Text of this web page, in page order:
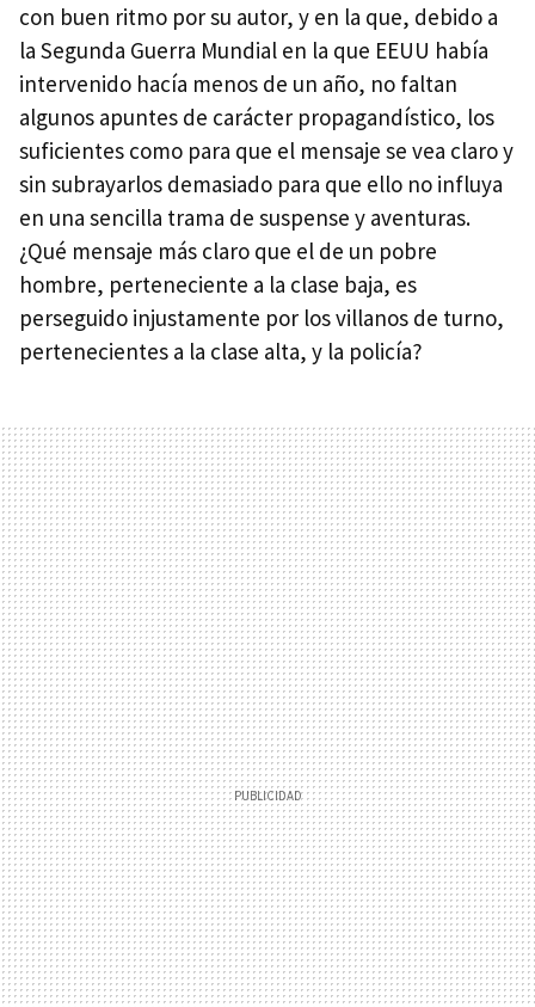
con buen ritmo por su autor, y en la que, debido a
la Segunda Guerra Mundial en la que EEUU había
intervenido hacía menos de un año, no faltan
algunos apuntes de carácter propagandístico, los
suficientes como para que el mensaje se vea claro y
sin subrayarlos demasiado para que ello no influya
en una sencilla trama de suspense y aventuras.
¿Qué mensaje más claro que el de un pobre
hombre, perteneciente a la clase baja, es
perseguido injustamente por los villanos de turno,
pertenecientes a la clase alta, y la policía?